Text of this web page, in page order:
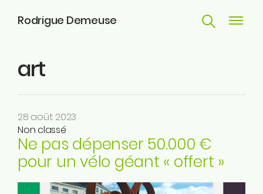
Rodrigue Demeuse
Parcours
Engagements
Actualités
Huy
art
Ne pas dépenser 50.000 €
pour un vélo géant « offert »
28 août 2023
Non classé